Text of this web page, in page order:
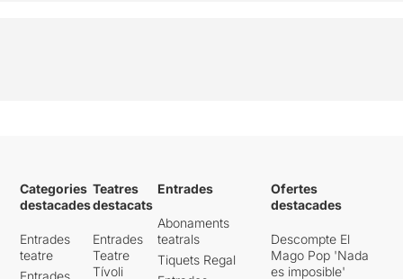
Categories
destacades
Entrades
teatre
Entrades
Teatres
destacats
Entrades
Teatre
Tívoli
Entrades
Abonaments
teatrals
Tiquets Regal
Ofertes
destacades
Descompte El
Mago Pop 'Nada
es imposible'